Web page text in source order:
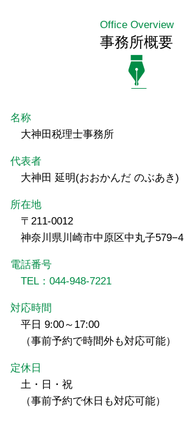
Office Overview
事務所概要
名称
大神田税理士事務所
代表者
大神田 延明(おおかんだ のぶあき)
所在地
〒211-0012
神奈川県川崎市中原区中丸子
電話番号
TEL：044-948-7221
対応時間
平日 9:00～17:00
（事前予約で時間外も対応可能）
定休日
土・日・祝
（事前予約で休日も対応可能）